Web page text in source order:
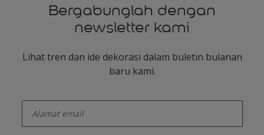
Bergabunglah dengan
newsletter kami
Lihat tren dan ide dekorasi dalam buletin bulanan
baru kami.